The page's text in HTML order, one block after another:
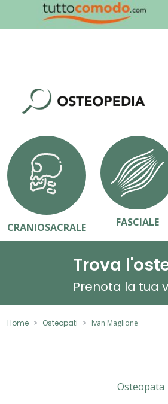
CRANIOSACRALE FASCIALE
Trova
Prenota la tua
Home Osteopati Ivan Maglione
Osteopata